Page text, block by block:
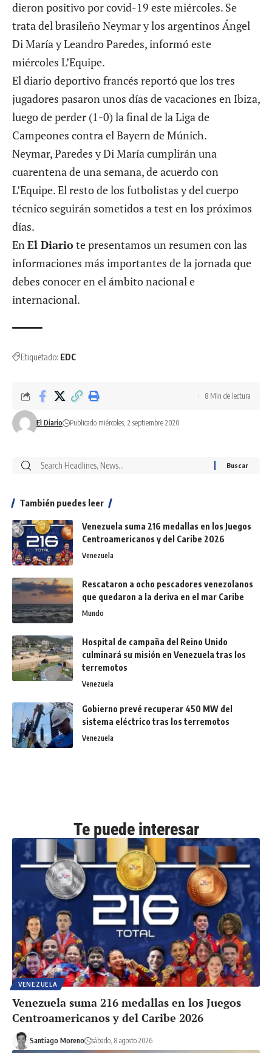
dieron positivo por covid-19 este miércoles. Se
trata del brasileño Neymar y los argentinos Ángel
Di María y Leandro Paredes, informó este
miércoles L’Equipe.
El diario deportivo francés reportó que los tres
jugadores pasaron unos días de vacaciones en Ibiza,
luego de perder (1-0) la final de la Liga de
Campeones contra el Bayern de Múnich.
Neymar, Paredes y Di María cumplirán una
cuarentena de una semana, de acuerdo con
L’Equipe. El resto de los futbolistas y del cuerpo
técnico seguirán sometidos a test en los próximos
días.
En El Diariote presentamos un resumen con las
informaciones más importantes de la jornada que
debes conocer en el ámbito nacional e
internacional.
Etiquetado: EDC
El Diario Publicado miércoles, 2 septiembre 2020
8 Min de lectura
También puedes leer
Venezuela suma 216 medallas en los Juegos
Centroamericanos y del Caribe 2026
Venezuela
Rescataron a ocho pescadores venezolanos
que quedaron a la deriva en el mar Caribe
Mundo
Hospital de campaña del Reino Unido
culminará su misión en Venezuela tras los
terremotos
Venezuela
Gobierno prevé recuperar 450 MW del
sistema eléctrico tras los terremotos
Venezuela
Te puede interesar
VENEZUELA
Venezuela suma 216 medallas en los Juegos
Centroamericanos y del Caribe 2026
Santiago Moreno sábado, 8 agosto 2026